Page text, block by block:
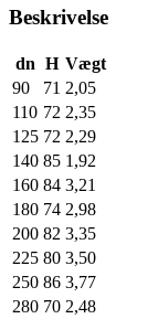
Beskrivelse
dn H Vægt
90
71 2,05
110 72 2,35
125 72 2,29
140 85 1,92
160 84 3,21
180 74 2,98
200 82 3,35
225 80 3,50
250 86 3,77
280 70 2,48